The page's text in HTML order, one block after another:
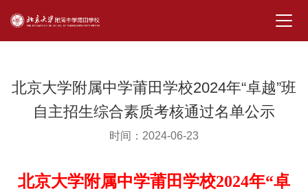
北京大学附属中学莆田学校2024年“卓越”班
自主招生综合素质考核通过名单公示
时间：2024-06-23
北京大学附属中学莆田学校2024年“卓